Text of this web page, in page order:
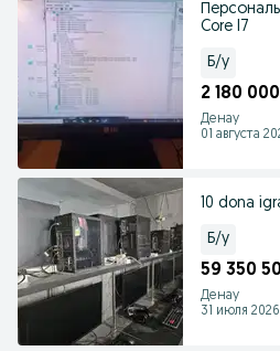
Core I7
Б/у
2 180
Денау
01 августа
10 dona
Б/у
59 350
Денау
31 июля 2026